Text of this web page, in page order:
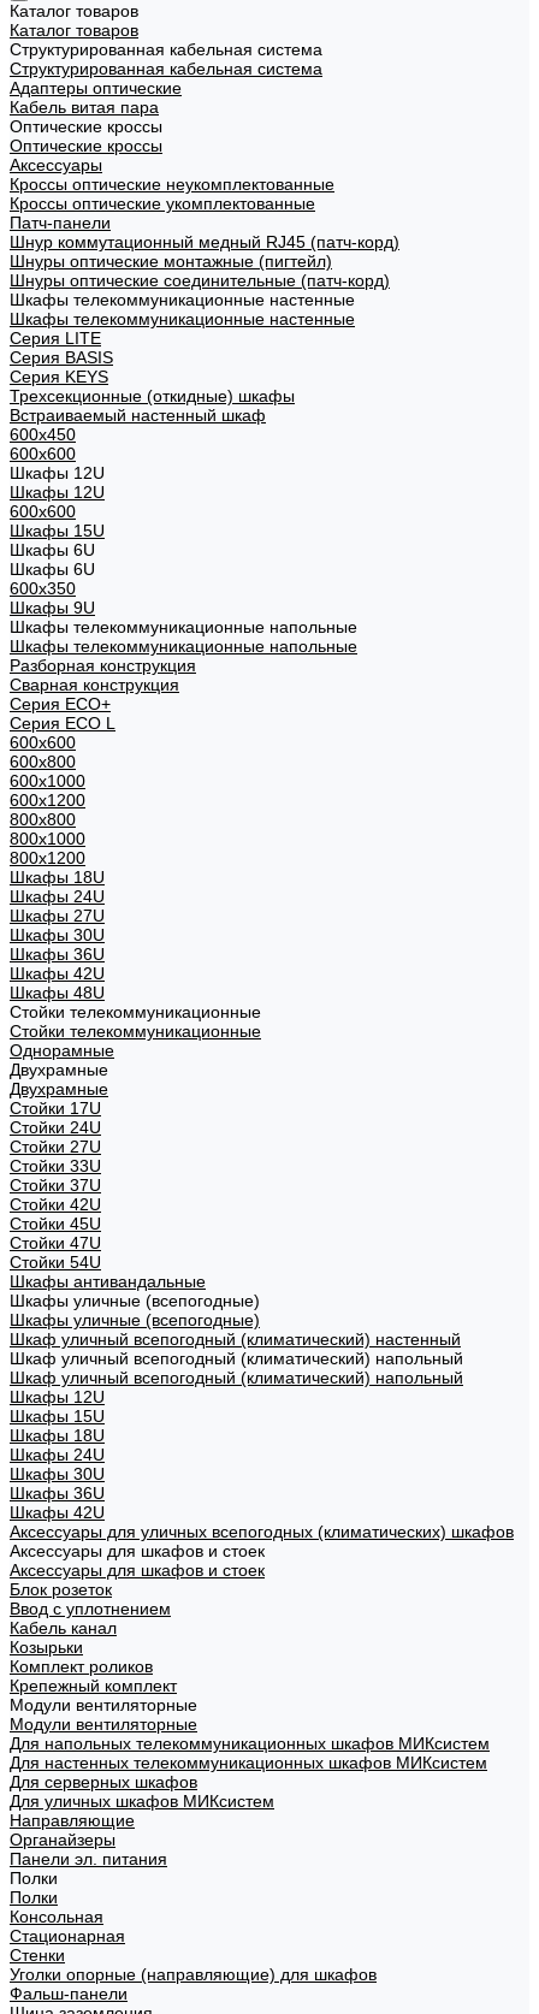
Каталог товаров
Каталог товаров
Структурированная кабельная система
Структурированная кабельная система
Адаптеры оптические
Кабель витая пара
Оптические кроссы
Оптические кроссы
Аксессуары
Кроссы оптические неукомплектованные
Кроссы оптические укомплектованные
Патч-панели
Шнур коммутационный медный RJ45 (патч-корд)
Шнуры оптические монтажные (пигтейл)
Шнуры оптические соединительные (патч-корд)
Шкафы телекоммуникационные настенные
Шкафы телекоммуникационные настенные
Cерия LITE
Cерия BASIS
Cерия KEYS
Трехсекционные (откидные) шкафы
Встраиваемый настенный шкаф
600x450
600x600
Шкафы 12U
Шкафы 12U
600x600
Шкафы 15U
Шкафы 6U
Шкафы 6U
600x350
Шкафы 9U
Шкафы телекоммуникационные напольные
Шкафы телекоммуникационные напольные
Разборная конструкция
Сварная конструкция
Серия ECO+
Серия ECO L
600x600
600x800
600х1000
600х1200
800x800
800х1000
800х1200
Шкафы 18U
Шкафы 24U
Шкафы 27U
Шкафы 30U
Шкафы 36U
Шкафы 42U
Шкафы 48U
Стойки телекоммуникационные
Стойки телекоммуникационные
Однорамные
Двухрамные
Двухрамные
Стойки 17U
Стойки 24U
Стойки 27U
Стойки 33U
Стойки 37U
Стойки 42U
Стойки 45U
Стойки 47U
Стойки 54U
Шкафы антивандальные
Шкафы уличные (всепогодные)
Шкафы уличные (всепогодные)
Шкаф уличный всепогодный (климатический) настенный
Шкаф уличный всепогодный (климатический) напольный
Шкаф уличный всепогодный (климатический) напольный
Шкафы 12U
Шкафы 15U
Шкафы 18U
Шкафы 24U
Шкафы 30U
Шкафы 36U
Шкафы 42U
Аксессуары для уличных всепогодных (климатических) шкафов
Аксессуары для шкафов и стоек
Аксессуары для шкафов и стоек
Блок розеток
Ввод с уплотнением
Кабель канал
Козырьки
Комплект роликов
Крепежный комплект
Модули вентиляторные
Модули вентиляторные
Для напольных телекоммуникационных шкафов МИКсистем
Для настенных телекоммуникационных шкафов МИКсистем
Для серверных шкафов
Для уличных шкафов МИКсистем
Направляющие
Органайзеры
Панели эл. питания
Полки
Полки
Консольная
Стационарная
Стенки
Уголки опорные (направляющие) для шкафов
Фальш-панели